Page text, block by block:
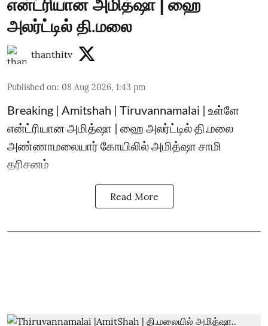
என்ட்ரியான அமித்ஷா | ஹை
அலர்ட்டில் தி.மலை
thanthitv
Published on: 08 Aug 2026, 1:43 pm
Breaking | Amitshah | Tiruvannamalai | உள்ளே
என்ட்ரியான அமித்ஷா | ஹை அலர்ட்டில் தி.மலை
அண்ணாமலையார் கோயிலில் அமித்ஷா சாமி
தரிசனம்
Read More